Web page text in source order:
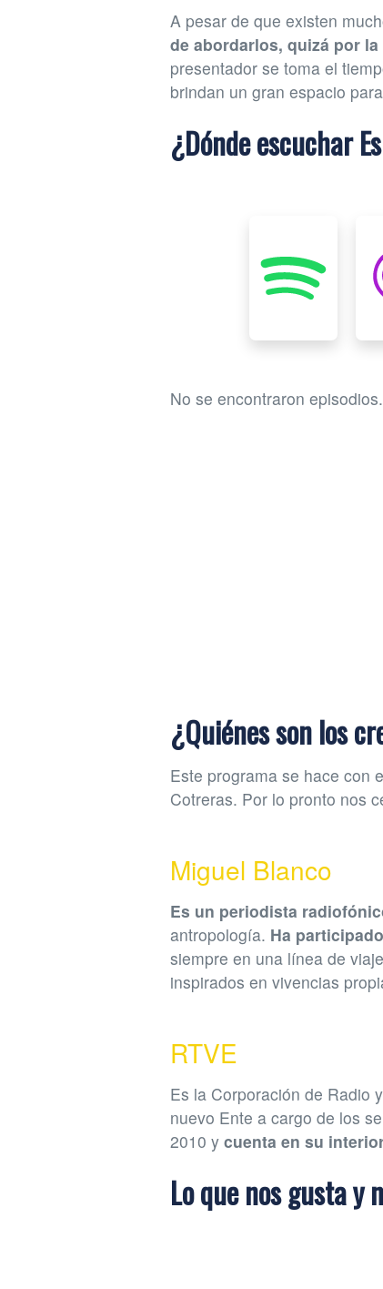
A pesar de que existen
de abordarlos, quizá por
presentador se toma el
brindan un gran espacio
¿Dónde escuchar
No se encontraron episodios.
¿Quiénes son los
Este programa se hace con
Cotreras. Por lo pronto nos
Miguel Blanco
Es un periodista
antropología. Ha
siempre en una línea de
inspirados en vivencias
RTVE
Es la Corporación de Radio
nuevo Ente a cargo de los
2010 y cuenta en su
Lo que nos gusta y